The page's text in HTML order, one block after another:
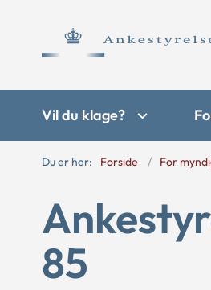
Vil du klage?
Du er her: Forside For
85